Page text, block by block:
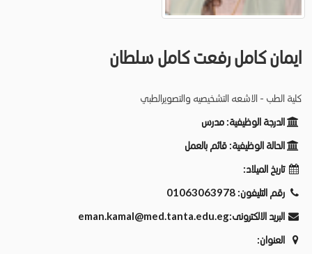
ايمان كامل رفعت كامل سلطان
كلية الطب - الاشعه التشخيصيه والتصويرالطبي
الدرجة الوظيفية: مدرس
الحالة الوظيفية: قائم بالعمل
تاريخ الميلاد:
رقم التليفون: 01063063978
البريد الالكترونى:eman.kamal@med.tanta.edu.eg
العنوان: